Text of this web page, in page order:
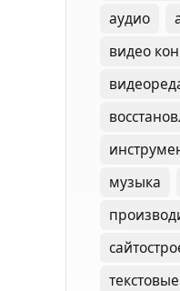
аудио
видео
музыка